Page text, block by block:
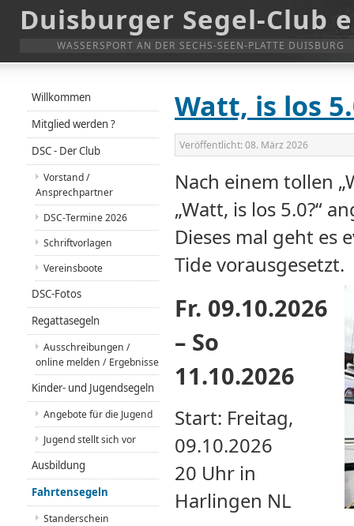
Duisburger Segel-Club
WASSERSPORT AN DER SECHS-SEEN-PLATTE DUISBURG
Watt, is los
Veröffentlicht: 08. März 2026
Nach einem tollen
„Watt, is los 5.0?“
Dieses mal geht es
Tide vorausgesetzt.
Fr. 09.10.2026
– So
11.10.2026
Start: Freitag,
09.10.2026
20 Uhr in
Harlingen NL
Willkommen
Mitglied werden ?
DSC - Der Club
Vorstand /
Ansprechpartner
DSC-Termine 2026
Schriftvorlagen
Vereinsboote
DSC-Fotos
Regattasegeln
Ausschreibungen /
online melden / Ergebnisse
Kinder- und Jugendsegeln
Angebote für die Jugend
Jugend stellt sich vor
Ausbildung
Fahrtensegeln
Standerschein